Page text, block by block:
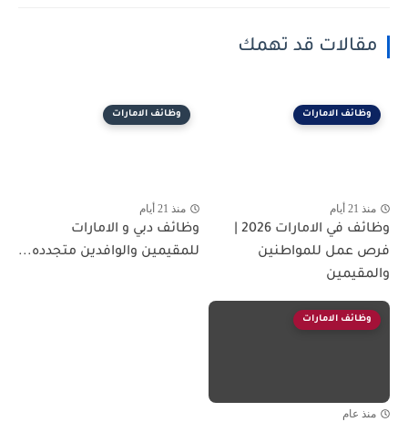
مقالات قد تهمك
وظائف الامارات
منذ 21 أيام
فرص عمل للمواطنين
والمقيمين
وظائف الامارات
منذ 21 أيام
وظائف دبي و الامارات
للمقيمين والوافدين متجدده...
وظائف الامارات
منذ عام